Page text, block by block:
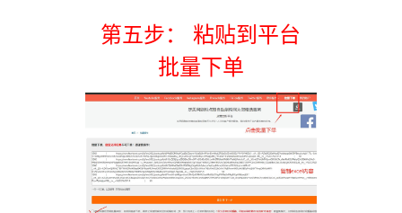
第五步： 粘贴到平台
批量下单